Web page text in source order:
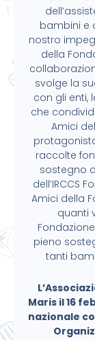
bambini e
nostro
della
svolge la
con gli enti,
che
Amici
raccolte
sostegno
dell’IRCCS
Amici della
quanti
pieno
tanti
Maris il 16
nazionale